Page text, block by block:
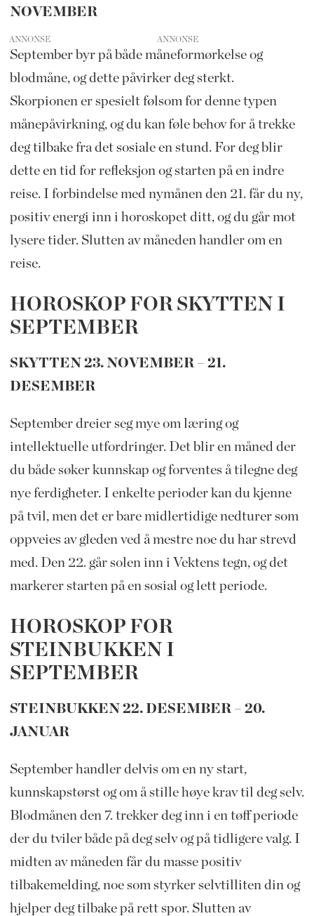
NOVEMBER
ANNONSE
September byr på både måneformørkelse og
blodmåne, og dette påvirker deg sterkt.
Skorpionen er spesielt følsom for denne typen
månepåvirkning, og du kan føle behov for å trekke
deg tilbake fra det sosiale en stund. For deg blir
dette en tid for refleksjon og starten på en indre
reise. I forbindelse med nymånen den 21. får du ny,
positiv energi inn i horoskopet ditt, og du går mot
lysere tider. Slutten av måneden handler om en
reise.
HOROSKOP FOR SKYTTEN I
SEPTEMBER
SKYTTEN 23. NOVEMBER – 21.
DESEMBER
September dreier seg mye om læring og
intellektuelle utfordringer. Det blir en måned der
du både søker kunnskap og forventes å tilegne deg
nye ferdigheter. I enkelte perioder kan du kjenne
på tvil, men det er bare midlertidige nedturer som
oppveies av gleden ved å mestre noe du har strevd
med. Den 22. går solen inn i Vektens tegn, og det
markerer starten på en sosial og lett periode.
HOROSKOP FOR
STEINBUKKEN I
SEPTEMBER
STEINBUKKEN 22. DESEMBER – 20.
JANUAR
September handler delvis om en ny start,
kunnskapstørst og om å stille høye krav til deg selv.
Blodmånen den 7. trekker deg inn i en tøff periode
der du tviler både på deg selv og på tidligere valg. I
midten av måneden får du masse positiv
tilbakemelding, noe som styrker selvtilliten din og
hjelper deg tilbake på rett spor. Slutten av